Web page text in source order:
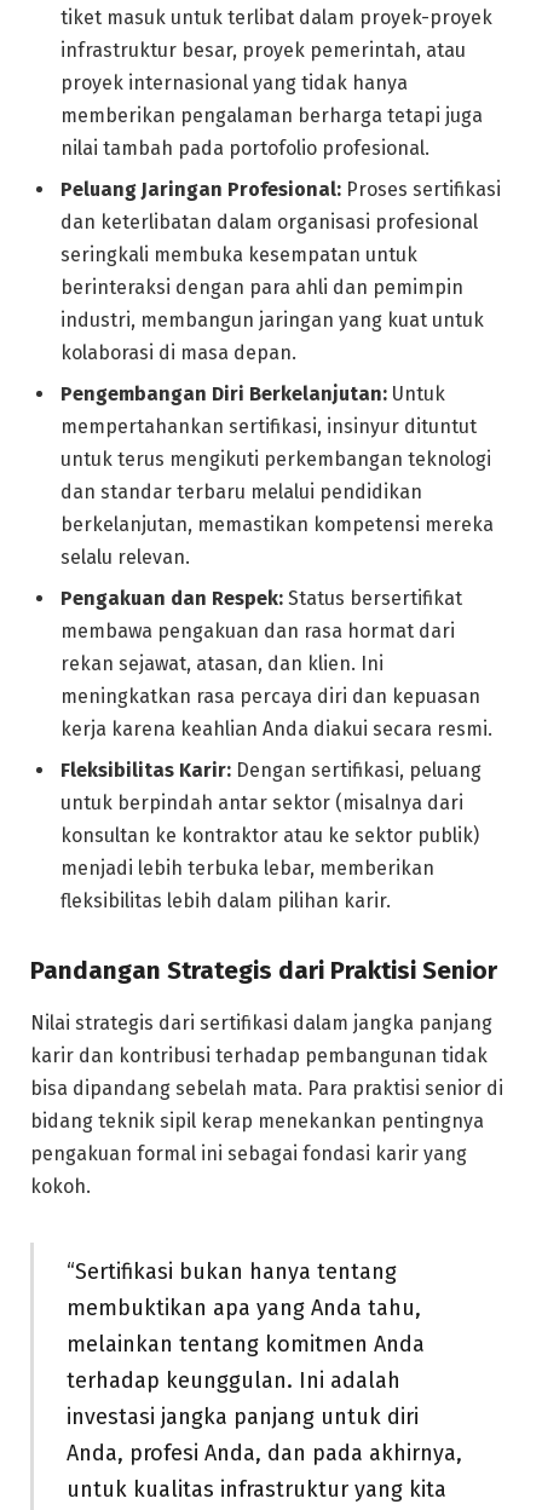
tiket masuk untuk terlibat dalam proyek-proyek
infrastruktur besar, proyek pemerintah, atau
proyek internasional yang tidak hanya
memberikan pengalaman berharga tetapi juga
nilai tambah pada portofolio profesional.
Peluang Jaringan Profesional: Proses sertifikasi
dan keterlibatan dalam organisasi profesional
seringkali membuka kesempatan untuk
berinteraksi dengan para ahli dan pemimpin
industri, membangun jaringan yang kuat untuk
kolaborasi di masa depan.
Pengembangan Diri Berkelanjutan: Untuk
mempertahankan sertifikasi, insinyur dituntut
untuk terus mengikuti perkembangan teknologi
dan standar terbaru melalui pendidikan
berkelanjutan, memastikan kompetensi mereka
selalu relevan.
Pengakuan dan Respek: Status bersertifikat
membawa pengakuan dan rasa hormat dari
rekan sejawat, atasan, dan klien. Ini
meningkatkan rasa percaya diri dan kepuasan
kerja karena keahlian Anda diakui secara resmi.
Fleksibilitas Karir: Dengan sertifikasi, peluang
untuk berpindah antar sektor (misalnya dari
konsultan ke kontraktor atau ke sektor publik)
menjadi lebih terbuka lebar, memberikan
fleksibilitas lebih dalam pilihan karir.
Pandangan Strategis dari Praktisi Senior
Nilai strategis dari sertifikasi dalam jangka panjang
karir dan kontribusi terhadap pembangunan tidak
bisa dipandang sebelah mata. Para praktisi senior di
bidang teknik sipil kerap menekankan pentingnya
pengakuan formal ini sebagai fondasi karir yang
kokoh.
“Sertifikasi bukan hanya tentang
membuktikan apa yang Anda tahu,
melainkan tentang komitmen Anda
terhadap keunggulan. Ini adalah
investasi jangka panjang untuk diri
Anda, profesi Anda, dan pada akhirnya,
untuk kualitas infrastruktur yang kita